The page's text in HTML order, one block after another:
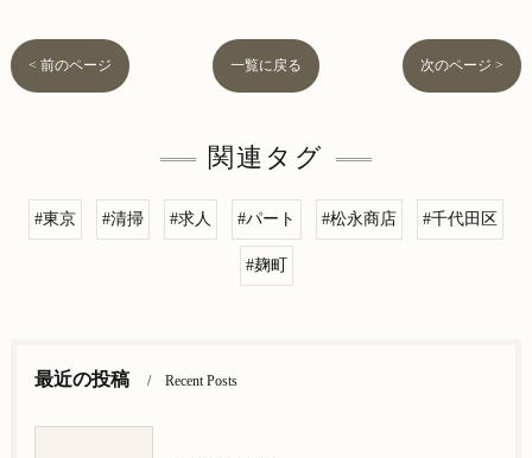
< 前のページ 一覧に戻る 次のページ >
関連タグ
#東京 #清掃 #求人 #パート #松永商店 #千代田区
#麹町
最近の投稿 Recent Posts